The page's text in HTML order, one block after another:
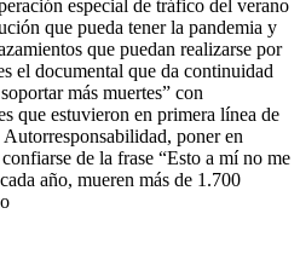
especial de tráfico del verano
que pueda tener la pandemia y
que puedan realizarse por
el documental que da continuidad
más muertes” con
que estuvieron en primera línea de
poner en
de la frase “Esto a mí no me
año, mueren más de 1.700